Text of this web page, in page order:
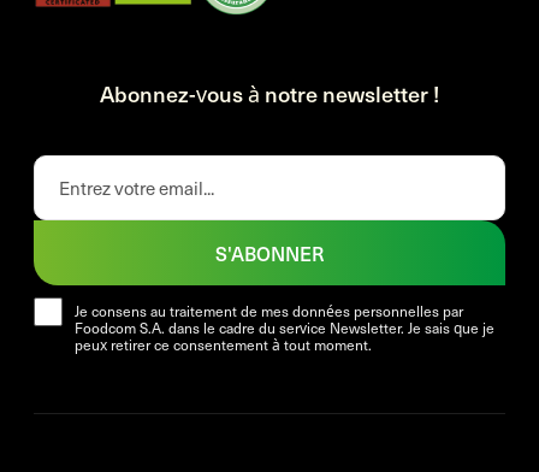
Abonnez-vous à notre newsletter !
Je consens au traitement de mes données personnelles par
Foodcom S.A. dans le cadre du service Newsletter. Je sais que je
peux retirer ce consentement à tout moment.
S'ABONNER